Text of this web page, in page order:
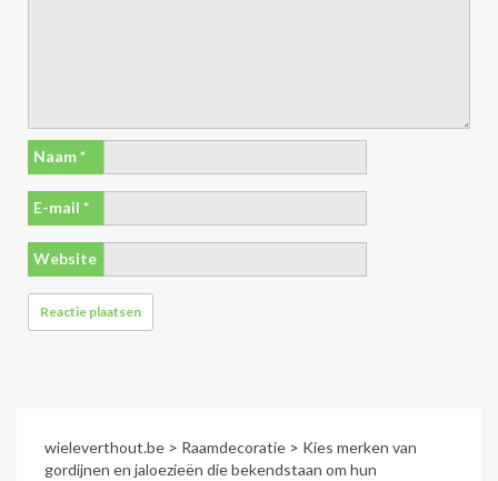
Naam*
E-mail *
Website
wieleverthout.be > Raamdecoratie > Kies merken van
gordijnen en jaloezieën die bekendstaan om hun